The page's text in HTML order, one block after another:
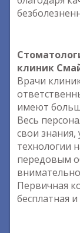
клиник
Врачи
имеют
Весь
свои
технологии
передовым
Первичная
бесплатная и